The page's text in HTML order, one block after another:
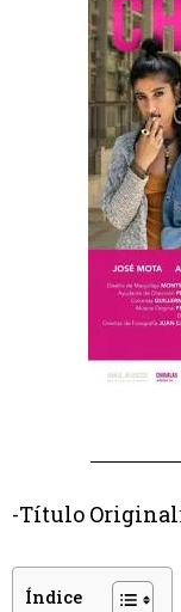
-Título Original
Índice